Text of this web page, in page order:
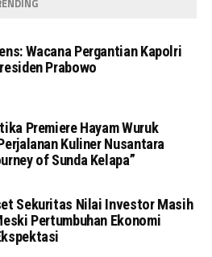
Wacana Pergantian Kapolri
Prabowo
Premiere Hayam Wuruk
Kuliner Nusantara
of Sunda Kelapa”
Sekuritas Nilai Investor Masih
Pertumbuhan Ekonomi